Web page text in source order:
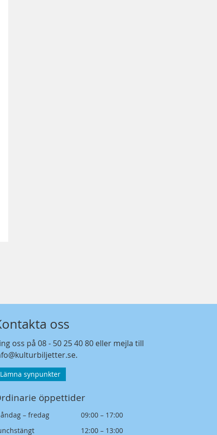
oss
oss på08 - 50 25 40 80 eller mejla till
.
Lämna synpunkter
öppettider
– fredag
09:00 – 17:00
12:00 – 13:00